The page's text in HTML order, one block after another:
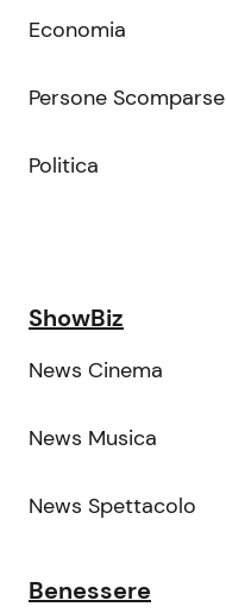
Economia
Persone Scomparse
Politica
ShowBiz
News Cinema
News Musica
News Spettacolo
Benessere